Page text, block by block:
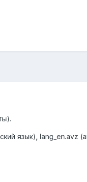
язык), lang_en.avz